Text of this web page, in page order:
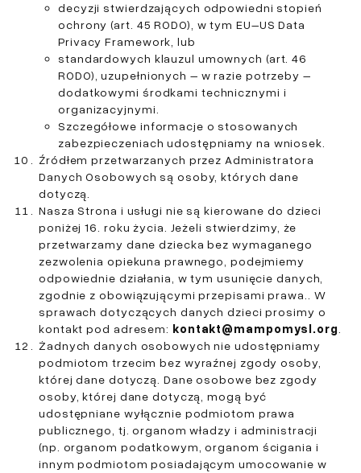
decyzji stwierdzających odpowiedni stopień
ochrony (art. 45 RODO), w tym EU–US Data
Privacy Framework, lub
standardowych klauzul umownych (art. 46
RODO), uzupełnionych – w razie potrzeby –
dodatkowymi środkami technicznymi i
organizacyjnymi.
Szczegółowe informacje o stosowanych
zabezpieczeniach udostępniamy na wniosek.
Źródłem przetwarzanych przez Administratora
Danych Osobowych są osoby, których dane
dotyczą.
Nasza Strona i usługi nie są kierowane do dzieci
poniżej 16. roku życia. Jeżeli stwierdzimy, że
przetwarzamy dane dziecka bez wymaganego
zezwolenia opiekuna prawnego, podejmiemy
odpowiednie działania, w tym usunięcie danych,
zgodnie z obowiązującymi przepisami prawa.. W
sprawach dotyczących danych dzieci prosimy o
kontakt pod adresem: kontakt@mampomysl.org
Żadnych danych osobowych nie udostępniamy
podmiotom trzecim bez wyraźnej zgody osoby,
której dane dotyczą. Dane osobowe bez zgody
osoby, której dane dotyczą, mogą być
udostępniane wyłącznie podmiotom prawa
publicznego, tj. organom władzy i administracji
(np. organom podatkowym, organom ścigania i
innym podmiotom posiadającym umocowanie w